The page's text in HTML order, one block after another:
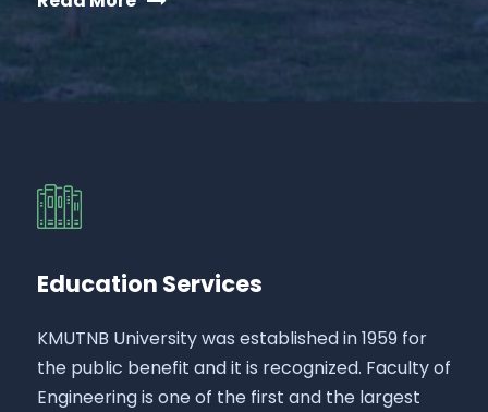
Education Services
KMUTNB University was established in 1959 for
the public benefit and it is recognized. Faculty of
Engineering is one of the first and the largest